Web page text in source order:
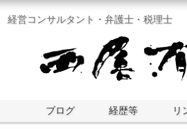
経営コンサルタント・弁護士・税理士
ブログ 経歴等 リ